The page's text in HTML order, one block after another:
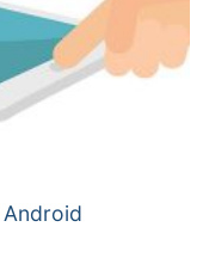
Android